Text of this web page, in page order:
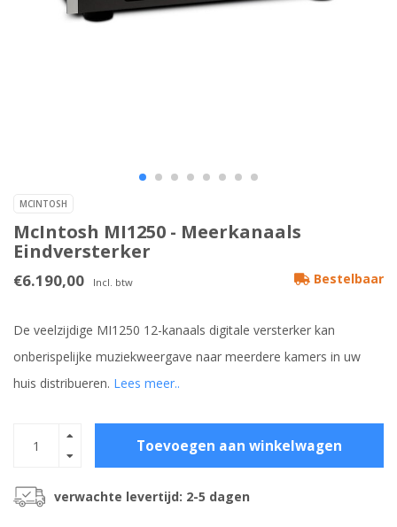
MCINTOSH
McIntosh MI1250 - Meerkanaals
Eindversterker
€6.190,00 Incl. btw Bestelbaar
De veelzijdige MI1250 12-kanaals digitale versterker kan
onberispelijke muziekweergave naar meerdere kamers in uw
huis distribueren. Lees meer..
Toevoegen aan winkelwagen
verwachte levertijd: 2-5 dagen